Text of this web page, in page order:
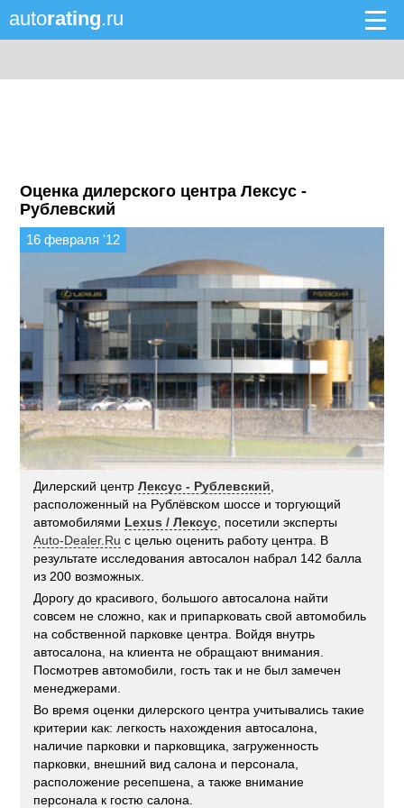
autorating.ru
Оценка дилерского центра Лексус -
Рублевский
16 февраля '12
Дилерский центрЛексус - Рублевский
расположенный на Рублёвском шоссе и торгующий
автомобилями Lexus / Лексус , посетили эксперты
Auto-Dealer.Ru с целью оценить работу центра. В
результате исследования автосалон набрал 142 балла
из 200 возможных.
Дорогу до красивого, большого автосалона найти
совсем не сложно, как и припарковать свой автомобиль
на собственной парковке центра. Войдя внутрь
автосалона, на клиента не обращают внимания.
Посмотрев автомобили, гость так и не был замечен
менеджерами.
Во время оценки дилерского центра учитывались такие
критерии как: легкость нахождения автосалона,
наличие парковки и парковщика, загруженность
парковки, внешний вид салона и персонала,
расположение ресепшена, а также внимание
персонала к гостю салона.